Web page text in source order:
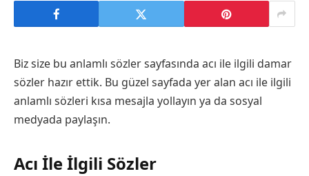
Biz size bu anlamlı sözler sayfasında acı ile ilgili damar
sözler hazır ettik. Bu güzel sayfada yer alan acı ile ilgili
anlamlı sözleri kısa mesajla yollayın ya da sosyal
medyada paylaşın.
Acı İle İlgili Sözler